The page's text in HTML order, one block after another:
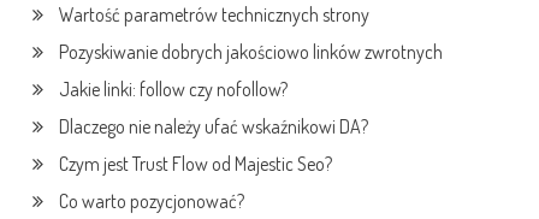
Wartość parametrów technicznych strony
Pozyskiwanie dobrych jakościowo linków zwrotnych
Jakie linki: follow czy nofollow?
Dlaczego nie należy ufać wskaźnikowi DA?
Czym jest Trust Flow od Majestic Seo?
Co warto pozycjonować?